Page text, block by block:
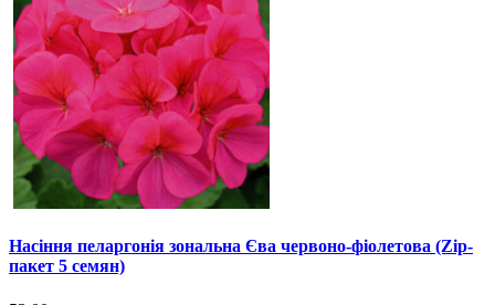
Насіння пеларгонія зональна Єва червоно-фіолетова (Zip-
пакет 5 семян)